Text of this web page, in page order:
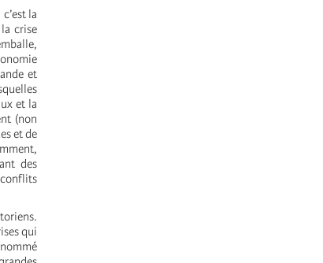
la
crise
et
et la
(non
et de
des
conflits
qui